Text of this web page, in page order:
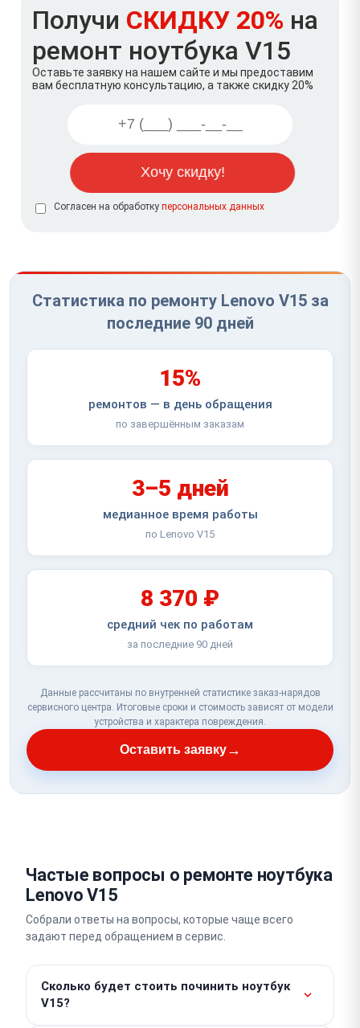
Получи СКИДКУ 20% на
ремонт ноутбука V15
Оставьте заявку на нашем сайте и мы предоставим
вам бесплатную консультацию, а также скидку 20%
Согласен на обработку персональных данных
Статистика по ремонту Lenovo V15 за
последние 90 дней
15%
ремонтов — в день обращения
по завершённым заказам
3–5 дней
медианное время работы
по Lenovo V15
8 370 ₽
средний чек по работам
за последние 90 дней
Данные рассчитаны по внутренней статистике заказ-нарядов
сервисного центра. Итоговые сроки и стоимость зависят от модели
устройства и характера повреждения.
Оставить заявку→
Частые вопросы о ремонте ноутбука
Lenovo V15
Собрали ответы на вопросы, которые чаще всего
задают перед обращением в сервис.
Сколько будет стоить починить ноутбук
V15?